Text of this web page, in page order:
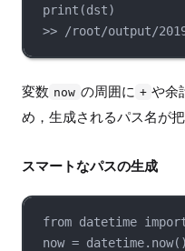
print(dst)
>> /root/output/
変数 now の周囲に + や余
め，生成されるパス名が
スマートなパスの生成
from datetime
now =